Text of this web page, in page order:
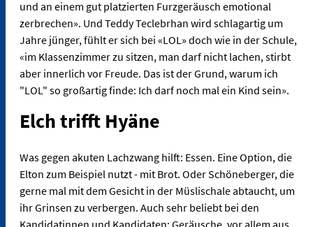
und an einem gut platzierten Furzgeräusch emotional
zerbrechen». Und Teddy Teclebrhan wird schlagartig um
Jahre jünger, fühlt er sich bei «LOL» doch wie in der Schule,
«im Klassenzimmer zu sitzen, man darf nicht lachen, stirbt
aber innerlich vor Freude. Das ist der Grund, warum ich
"LOL" so großartig finde: Ich darf noch mal ein Kind sein».
Elch trifft Hyäne
Was gegen akuten Lachzwang hilft: Essen. Eine Option, die
Elton zum Beispiel nutzt - mit Brot. Oder Schöneberger, die
gerne mal mit dem Gesicht in der Müslischale abtaucht, um
ihr Grinsen zu verbergen. Auch sehr beliebt bei den